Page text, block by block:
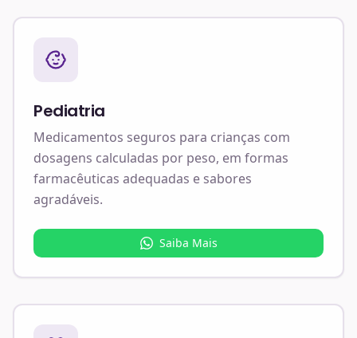
Pediatria
Medicamentos seguros para crianças com
dosagens calculadas por peso, em formas
farmacêuticas adequadas e sabores
agradáveis.
Saiba Mais